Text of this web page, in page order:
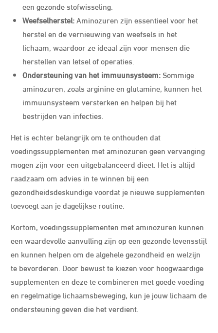
een gezonde stofwisseling.
Weefselherstel:Aminozuren zijn essentieel voor het
herstel en de vernieuwing van weefsels in het
lichaam, waardoor ze ideaal zijn voor mensen die
herstellen van letsel of operaties.
Ondersteuning van het immuunsysteem: Sommige
aminozuren, zoals arginine en glutamine, kunnen het
immuunsysteem versterken en helpen bij het
bestrijden van infecties.
Het is echter belangrijk om te onthouden dat
voedingssupplementen met aminozuren geen vervanging
mogen zijn voor een uitgebalanceerd dieet. Het is altijd
raadzaam om advies in te winnen bij een
gezondheidsdeskundige voordat je nieuwe supplementen
toevoegt aan je dagelijkse routine.
Kortom, voedingssupplementen met aminozuren kunnen
een waardevolle aanvulling zijn op een gezonde levensstijl
en kunnen helpen om de algehele gezondheid en welzijn
te bevorderen. Door bewust te kiezen voor hoogwaardige
supplementen en deze te combineren met goede voeding
en regelmatige lichaamsbeweging, kun je jouw lichaam de
ondersteuning geven die het verdient.